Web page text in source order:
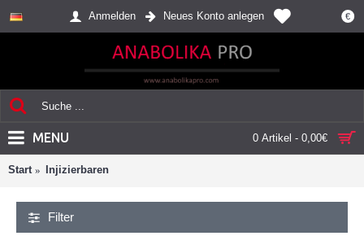
€
Anmelden Neues Konto anlegen
0 Artikel - 0,00€
MENU
Start Injizierbaren
Filter